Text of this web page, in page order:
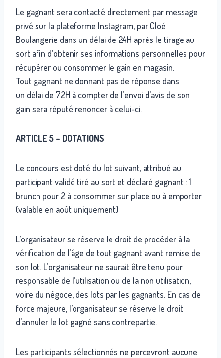
Le gagnant sera contacté directement par message
privé sur la plateforme Instagram, par Cloé
Boulangerie dans un délai de 24H après le tirage au
sort afin d’obtenir ses informations personnelles pour
récupérer ou consommer le gain en magasin.
Tout gagnant ne donnant pas de réponse dans
un délai de 72H à compter de l’envoi d’avis de son
gain sera réputé renoncer à celui-ci.
ARTICLE 5 – DOTATIONS
Le concours est doté du lot suivant, attribué au
participant validé tiré au sort et déclaré gagnant : 1
brunch pour 2 à consommer sur place ou à emporter
(valable en août uniquement)
L’organisateur se réserve le droit de procéder à la
vérification de l’âge de tout gagnant avant remise de
son lot. L’organisateur ne saurait être tenu pour
responsable de l’utilisation ou de la non utilisation,
voire du négoce, des lots par les gagnants. En cas de
force majeure, l’organisateur se réserve le droit
d’annuler le lot gagné sans contrepartie.
Les participants sélectionnés ne percevront aucune